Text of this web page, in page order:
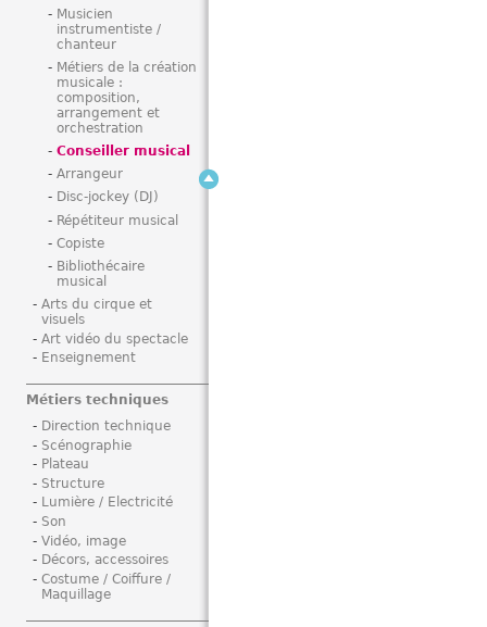
Musicien
instrumentiste /
chanteur
Métiers de la création
musicale :
composition,
arrangement et
orchestration
Conseiller musical
Arrangeur
Disc-jockey (DJ)
Répétiteur musical
Copiste
Bibliothécaire
musical
Arts du cirque et
visuels
Art vidéo du spectacle
Enseignement
Métiers techniques
Direction technique
Scénographie
Plateau
Structure
Lumière / Electricité
Son
Vidéo, image
Décors, accessoires
Costume / Coiffure /
Maquillage